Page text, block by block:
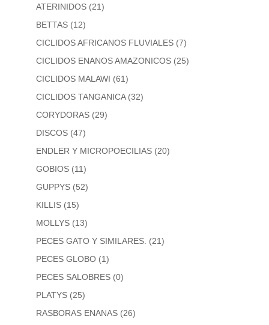
ATERINIDOS (21)
BETTAS (12)
CICLIDOS AFRICANOS FLUVIALES (7)
CICLIDOS ENANOS AMAZONICOS (25)
CICLIDOS MALAWI (61)
CICLIDOS TANGANICA (32)
CORYDORAS (29)
DISCOS (47)
ENDLER Y MICROPOECILIAS (20)
GOBIOS (11)
GUPPYS (52)
KILLIS (15)
MOLLYS (13)
PECES GATO Y SIMILARES. (21)
PECES GLOBO (1)
PECES SALOBRES (0)
PLATYS (25)
RASBORAS ENANAS (26)